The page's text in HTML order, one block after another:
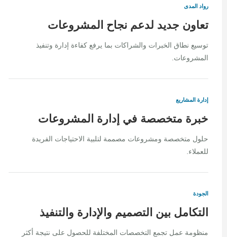
رواد المدى
تعاون جديد لدعم نجاح المشروعات
توسيع نطاق الخبرات والشراكات بما يرفع كفاءة إدارة وتنفيذ
المشروعات.
إدارة المشاريع
خبرة متخصصة في إدارة المشروعات
حلول متخصصة ومشروعات مصممة لتلبية الاحتياجات الفريدة
للعملاء.
الجودة
التكامل بين التصميم والإدارة والتنفيذ
منظومة عمل تجمع التخصصات المختلفة للحصول على نتيجة أكثر